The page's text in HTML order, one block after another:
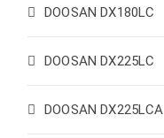
DOOSAN DX180LC
DOOSAN DX225LC
DOOSAN DX225LCA